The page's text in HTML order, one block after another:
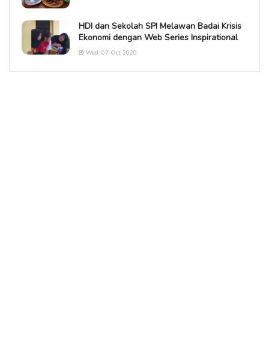
HDI dan Sekolah SPI Melawan Badai Krisis
Ekonomi dengan Web Series Inspirational
Wed, 07 Oct 2020